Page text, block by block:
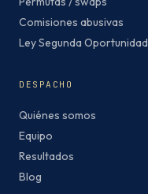
Comisiones abusivas
Ley Segunda Oportunidad
DESPACHO
Quiénes somos
Equipo
Resultados
Blog